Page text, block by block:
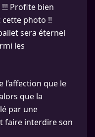
!!! Profite bien
cette photo !!
sera éternel
les
l’affection que le
que la
par une
faire interdire son